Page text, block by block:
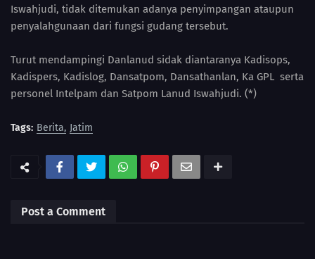
Iswahjudi, tidak ditemukan adanya penyimpangan ataupun
penyalahgunaan dari fungsi gudang tersebut.
Turut mendampingi Danlanud sidak diantaranya Kadisops,
Kadispers, Kadislog, Dansatpom, Dansathanlan, Ka GPL serta
personel Intelpam dan Satpom Lanud Iswahjudi. (*)
Tags: Berita Jatim
Post a Comment